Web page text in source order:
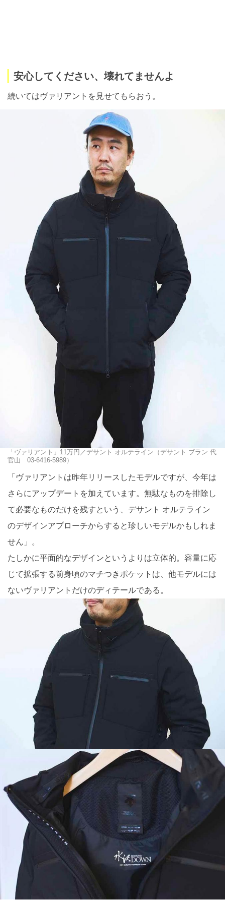
安心してください、壊れてませんよ
続いてはヴァリアントを見せてもらおう。
「ヴァリアント」11万円／デサント オルテライン（デサント ブラン 代
官山 03-6416-5989）
「ヴァリアントは昨年リリースしたモデルですが、今年は
さらにアップデートを加えています。無駄なものを排除し
て必要なものだけを残すという、デサント オルテライン
のデザインアプローチからすると珍しいモデルかもしれま
せん」。
たしかに平面的なデザインというよりは立体的。容量に応
じて拡張する前身頃のマチつきポケットは、他モデルには
ないヴァリアントだけのディテールである。